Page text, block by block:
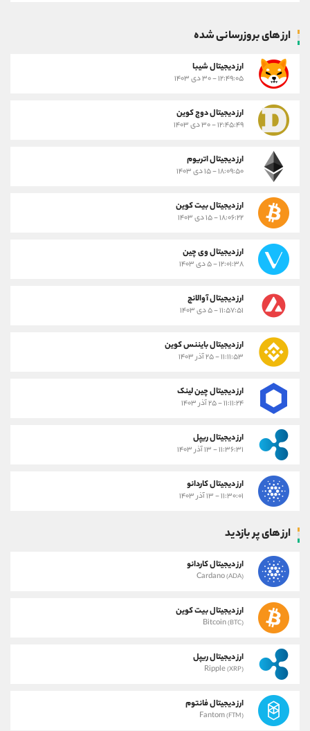
ارز های بروزرسانی شده
ارز ديجيتال شیبا
۱۲:۴۹:۰۵ - ۳۰ دی ۱۴۰۳
ارز دیجیتال دوج کوین
۱۲:۴۵:۴۹ - ۳۰ دی ۱۴۰۳
ارز دیجیتال اتریوم
۱۸:۰۹:۵۰ - ۱۵ دی ۱۴۰۳
ارز دیجیتال بیت کوین
۱۸:۰۶:۲۲ - ۱۵ دی ۱۴۰۳
ارز دیجیتال وی چین
۱۲:۰۱:۳۸ - ۵ دی ۱۴۰۳
ارز دیجیتال آوالانچ
۱۱:۵۷:۵۱ - ۵ دی ۱۴۰۳
ارز دیجیتال بایننس کوین
۱۱:۱۱:۵۳ - ۲۵ آذر ۱۴۰۳
ارز دیجیتال چین لینک
۱۱:۱۱:۲۴ - ۲۵ آذر ۱۴۰۳
ارز دیجیتال ریپل
۱۱:۳۶:۳۱ - ۱۳ آذر ۱۴۰۳
ارز دیجیتال کاردانو
۱۱:۳۰:۰۱ - ۱۳ آذر ۱۴۰۳
ارز های پر بازدید
ارز دیجیتال کاردانو
Cardano(ADA)
ارز دیجیتال بیت کوین
Bitcoin(BTC)
ارز دیجیتال ریپل
Ripple(XRP)
ارز دیجیتال فانتوم
Fantom(FTM)